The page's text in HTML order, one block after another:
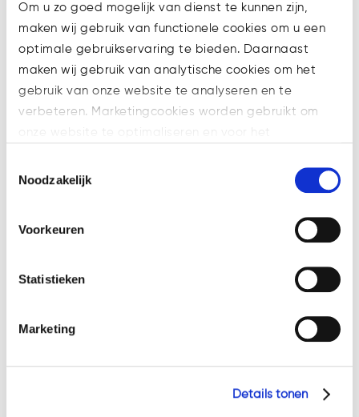
Om u zo goed mogelijk van dienst te kunnen zijn,
maken wij gebruik van functionele cookies om u een
optimale gebruikservaring te bieden. Daarnaast
maken wij gebruik van analytische cookies om het
gebruik van onze website te analyseren en te
verbeteren. Marketingcookies worden gebruikt om
Welke cookies wij gebruiken, ziet u in de cookiebalk
hieronder. Mocht u meer informatie willen over onze
op: https://watsonlaw.nl/privacy/
Noodzakelijk
Voorkeuren
Statistieken
Marketing
Details tonen
nietsvermoedende beleggers
aansporen deze cryptoactiva ook te
kopen. Verder kan gedacht worden
aan oneerlijke handelstechnieken
zoals ‘spoofing’ en ‘layering’. Hierbij
plaatsen fraudeurs meerdere
vergroten, maar annuleren de
uitvoering. Een andere vorm van
verspreiding van valse of
marktdeelnemers kan misleiden
vraag naar een bepaalde
cryptoactief. Blockchain techniek is